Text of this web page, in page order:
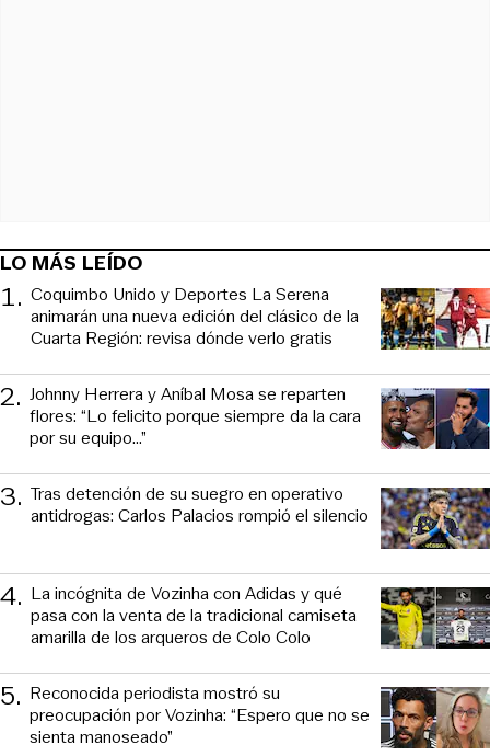
LO MÁS LEÍDO
1. Coquimbo Unido y Deportes La Serena
animarán una nueva edición del clásico de la
Cuarta Región: revisa dónde verlo gratis
2. Johnny Herrera y Aníbal Mosa se reparten
flores: “Lo felicito porque siempre da la cara
por su equipo…”
3. Tras detención de su suegro en operativo
antidrogas: Carlos Palacios rompió el silencio
4. La incógnita de Vozinha con Adidas y qué
pasa con la venta de la tradicional camiseta
amarilla de los arqueros de Colo Colo
5. Reconocida periodista mostró su
preocupación por Vozinha: “Espero que no se
sienta manoseado”